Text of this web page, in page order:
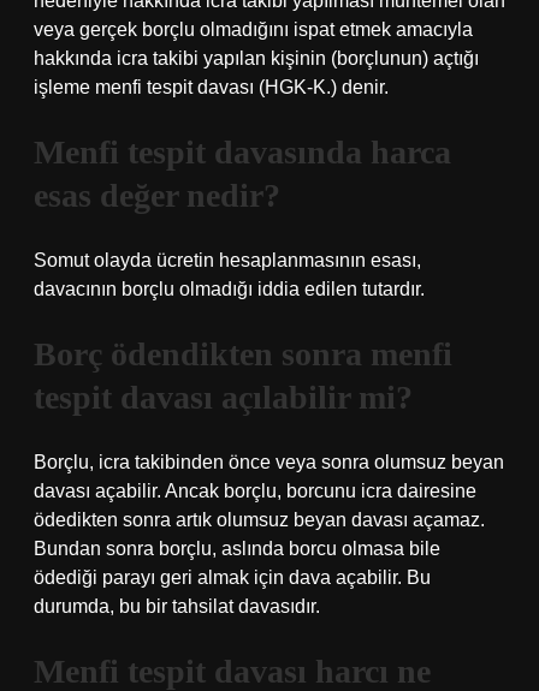
veya gerçek borçlu olmadığını ispat etmek amacıyla
hakkında icra takibi yapılan kişinin (borçlunun) açtığı
işleme menfi tespit davası (HGK-K.) denir.
Menfi tespit davasında harca
esas değer nedir?
Somut olayda ücretin hesaplanmasının esası,
davacının borçlu olmadığı iddia edilen tutardır.
Borç ödendikten sonra menfi
tespit davası açılabilir mi?
Borçlu, icra takibinden önce veya sonra olumsuz beyan
davası açabilir. Ancak borçlu, borcunu icra dairesine
ödedikten sonra artık olumsuz beyan davası açamaz.
Bundan sonra borçlu, aslında borcu olmasa bile
ödediği parayı geri almak için dava açabilir. Bu
durumda, bu bir tahsilat davasıdır.
Menfi tespit davası harcı ne